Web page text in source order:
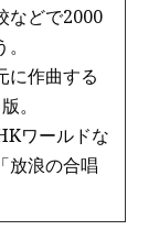
などで2000
に作曲する
。
ワールドな
放浪の合唱